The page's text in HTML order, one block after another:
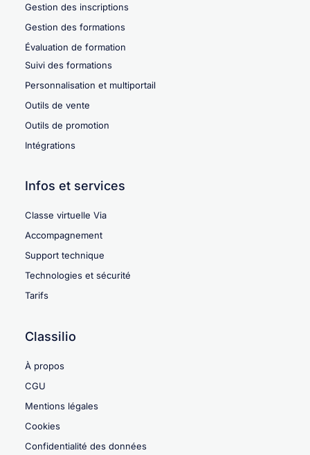
Gestion des inscriptions
Gestion des formations
Évaluation de formation
Suivi des formations
Personnalisation et multiportail
Outils de vente
Outils de promotion
Intégrations
Infos et services
Classe virtuelle Via
Accompagnement
Support technique
Technologies et sécurité
Tarifs
Classilio
À propos
CGU
Mentions légales
Cookies
Confidentialité des données